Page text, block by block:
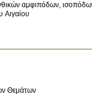
αμφιπόδων,
Αιγαίου
Θεμάτων